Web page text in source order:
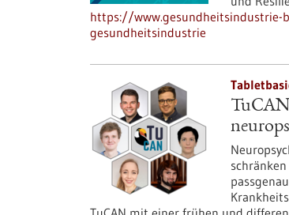
https://
gesundheitsindustrie